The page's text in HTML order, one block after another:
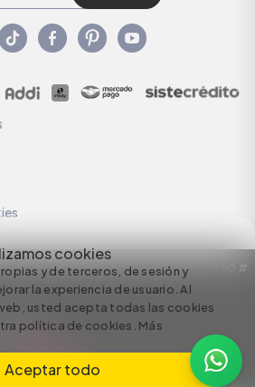
cookies
y de terceros, de sesión y
la experiencia de usuario. Al
usted acepta todas las cookies
política de cookies. Más
Aceptar todo
S.A. NIT: 890924167-6 Dirección: Carrera 50 #
by